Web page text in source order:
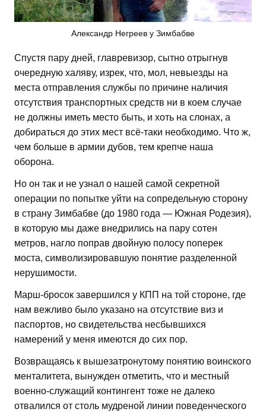
Александр Негреев у Зимбабве
Спустя пару дней, главревизор, сытно отрыгнув
очередную халяву, изрек, что, мол, невыезды на
места отправления службы по причине наличия
отсутствия транспортных средств ни в коем случае
не должны иметь место быть, и хоть на слонах, а
добираться до этих мест всё-таки необходимо. Что ж,
чем больше в армии дубов, тем крепче наша
оборона.
Но он так и не узнал о нашей самой секретной
операции по попытке уйти на сопредельную сторону
в страну Зимбабве (до 1980 года — Южная Родезия),
в которую мы даже внедрились на пару сотен
метров, нагло поправ двойную полосу поперек
моста, символизировавшую понятие разделенной
нерушимости.
Марш-бросок завершился у КПП на той стороне, где
нам вежливо было указано на отсутствие виз и
паспортов, но свидетельства несбывшихся
намерений у меня имеются до сих пор.
Возвращаясь к вышезатронутому понятию воинского
менталитета, вынужден отметить, что и местный
военно-служащий контингент тоже не далеко
отвалился от столь мудреной линии поведенческого